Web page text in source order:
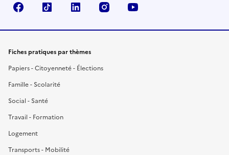
FacebookTikTok LinkedIn Instagram
Fiches pratiques par thèmes
Papiers - Citoyenneté - Élections
Famille - Scolarité
Social - Santé
Travail - Formation
Logement
Transports - Mobilité